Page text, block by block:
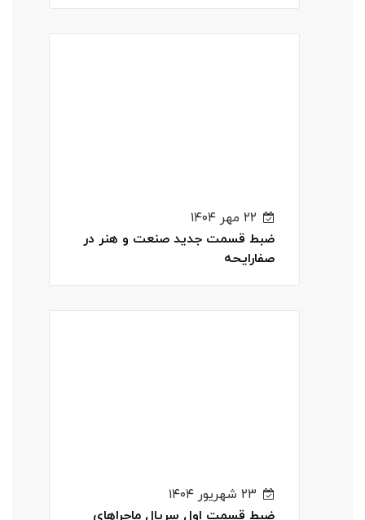
ضبط قسمت جدید صنعت و هنر در
صفارایحه
ضبط قسمت اول سریال ماجراهای